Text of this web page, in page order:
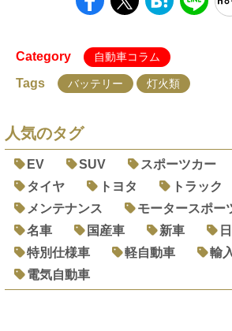
Category 自動車コラム
Tags バッテリー 灯火類
人気のタグ
EV SUV スポーツカー
タイヤ
トヨタ トラック
メンテナンス
モータースポー
名車
国産車 新車
特別仕様車
軽自動車 輸
電気自動車